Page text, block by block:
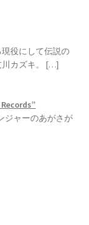
役にして伝説の
川カズキ。[…]
ジャーのあがさが